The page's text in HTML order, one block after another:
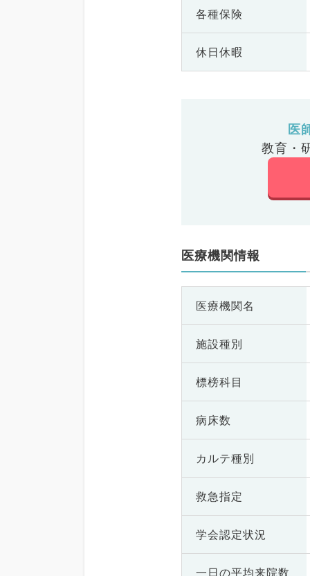
各種保険
休日休暇
医
教育・
医療機関情報
医療機関名
施設種別
標榜科目
病床数
カルテ種別
救急指定
学会認定状況
一日の平均来院数